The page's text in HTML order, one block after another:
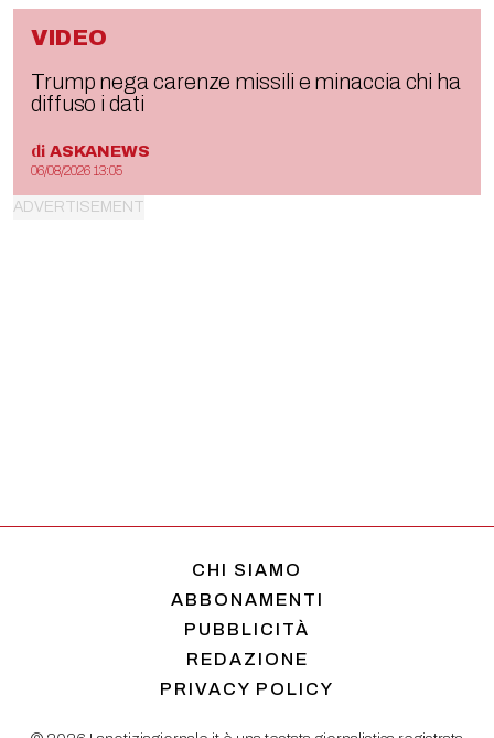
VIDEO
Trump nega carenze missili e minaccia chi ha
diffuso i dati
di ASKANEWS
06/08/2026 13:05
CHI SIAMO
ABBONAMENTI
PUBBLICITÀ
REDAZIONE
PRIVACY POLICY